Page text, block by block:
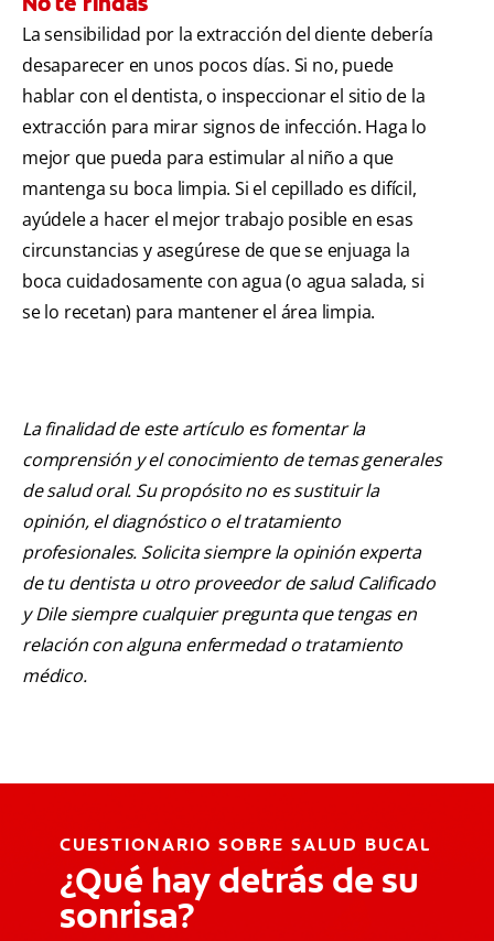
La sensibilidad por la extracción del diente debería
desaparecer en unos pocos días. Si no, puede
hablar con el dentista, o inspeccionar el sitio de la
extracción para mirar signos de infección. Haga lo
mejor que pueda para estimular al niño a que
mantenga su boca limpia. Si el cepillado es difícil,
ayúdele a hacer el mejor trabajo posible en esas
circunstancias y asegúrese de que se enjuaga la
boca cuidadosamente con agua (o agua salada, si
se lo recetan) para mantener el área limpia.
La finalidad de este artículo es fomentar la
comprensión y el conocimiento de temas generales
de salud oral. Su propósito no es sustituir la
opinión, el diagnóstico o el tratamiento
profesionales. Solicita siempre la opinión experta
de tu dentista u otro proveedor de salud Calificado
y Dile siempre cualquier pregunta que tengas en
relación con alguna enfermedad o tratamiento
médico.
CUESTIONARIO SOBRE SALUD BUCAL
¿Qué hay detrás de su
sonrisa?